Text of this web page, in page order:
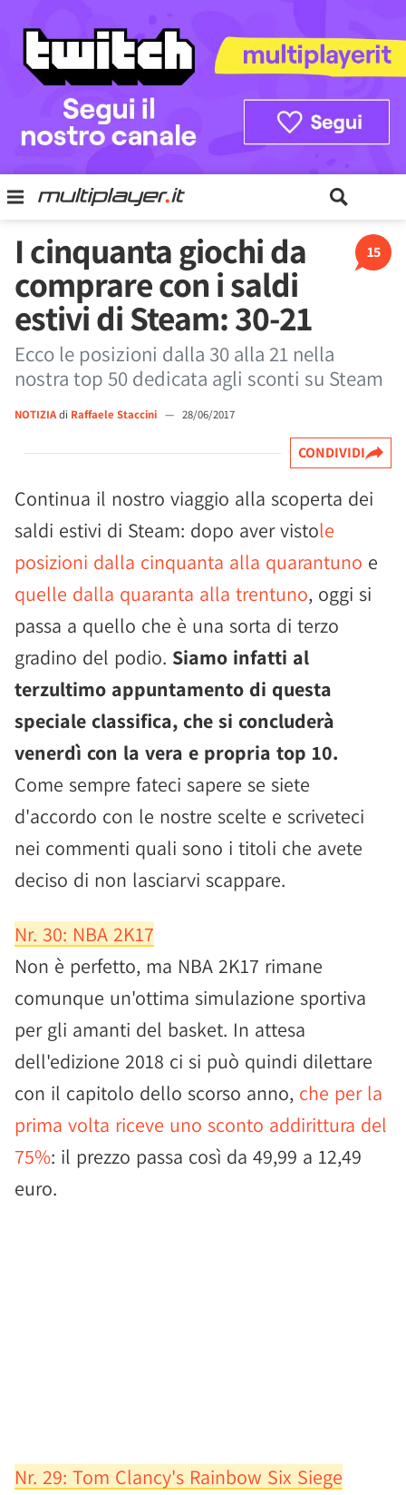
15
I cinquanta giochi da
comprare con i saldi
estivi di Steam: 30-21
Ecco le posizioni dalla 30 alla 21 nella
nostra top 50 dedicata agli sconti su Steam
NOTIZIAdi Raffaele Staccini — 28/06/2017
CONDIVIDI
Continua il nostro viaggio alla scoperta dei
saldi estivi di Steam: dopo aver vistole
posizioni dalla cinquanta alla quarantuno e
quelle dalla quaranta alla trentuno, oggi si
passa a quello che è una sorta di terzo
gradino del podio. Siamo infatti al
terzultimo appuntamento di questa
speciale classifica, che si concluderà
venerdì con la vera e propria top 10.
Come sempre fateci sapere se siete
d'accordo con le nostre scelte e scriveteci
nei commenti quali sono i titoli che avete
deciso di non lasciarvi scappare.
Nr. 30: NBA 2K17
Non è perfetto, ma NBA 2K17 rimane
comunque un'ottima simulazione sportiva
per gli amanti del basket. In attesa
dell'edizione 2018 ci si può quindi dilettare
con il capitolo dello scorso anno, che per la
prima volta riceve uno sconto addirittura del
75%: il prezzo passa così da 49,99 a 12,49
euro.
Nr. 29: Tom Clancy's Rainbow Six Siege